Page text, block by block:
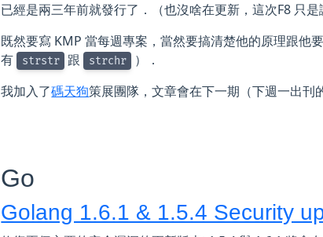
已經是兩三年前就發行了．（也沒啥在更新，這次F8 只
既然要寫 KMP 當每週專案，當然要搞清楚他的原理跟他
有 strstr 跟 strchr ）．
我加入了碼天狗策展團隊，文章會在下一期（下週一出刊
Go
Golang 1.6.1 & 1.5.4 Security